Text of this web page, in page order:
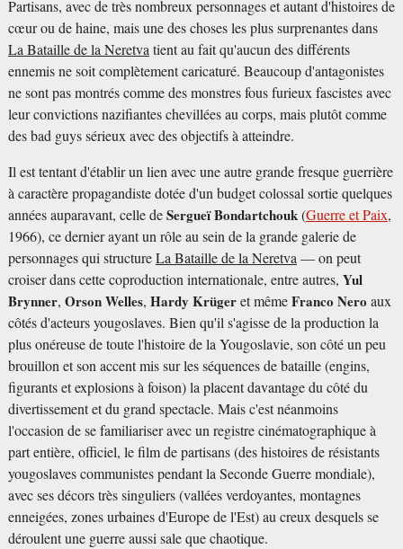
Partisans, avec de très nombreux personnages et autant d'histoires de
cœur ou de haine, mais une des choses les plus surprenantes dans
La Bataille de la Neretvatient au fait qu'aucun des différents
ennemis ne soit complètement caricaturé. Beaucoup d'antagonistes
ne sont pas montrés comme des monstres fous furieux fascistes avec
leur convictions nazifiantes chevillées au corps, mais plutôt comme
des bad guys sérieux avec des objectifs à atteindre.
Il est tentant d'établir un lien avec une autre grande fresque guerrière
à caractère propagandiste dotée d'un budget colossal sortie quelques
années auparavant, celle deSergueï Bondartchouk(Guerre et Paix,
1966), ce dernier ayant un rôle au sein de la grande galerie de
personnages qui structureLa Bataille de la Neretva— on peut
croiser dans cette coproduction internationale, entre autres, Yul
Brynner, Orson Welles, Hardy Krügeret mêmeFranco Nero aux
côtés d'acteurs yougoslaves. Bien qu'il s'agisse de la production la
plus onéreuse de toute l'histoire de la Yougoslavie, son côté un peu
brouillon et son accent mis sur les séquences de bataille (engins,
figurants et explosions à foison) la placent davantage du côté du
divertissement et du grand spectacle. Mais c'est néanmoins
l'occasion de se familiariser avec un registre cinématographique à
part entière, officiel, le film de partisans (des histoires de résistants
yougoslaves communistes pendant la Seconde Guerre mondiale),
avec ses décors très singuliers (vallées verdoyantes, montagnes
enneigées, zones urbaines d'Europe de l'Est) au creux desquels se
déroulent une guerre aussi sale que chaotique.